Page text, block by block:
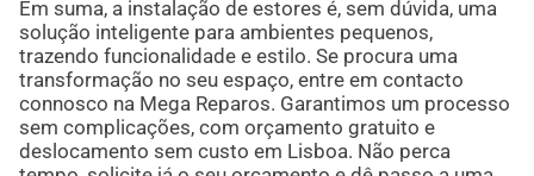
Em suma, a instalação de estores é, sem dúvida, uma
solução inteligente para ambientes pequenos,
trazendo funcionalidade e estilo. Se procura uma
transformação no seu espaço, entre em contacto
connosco na Mega Reparos. Garantimos um processo
sem complicações, com orçamento gratuito e
deslocamento sem custo em Lisboa. Não perca